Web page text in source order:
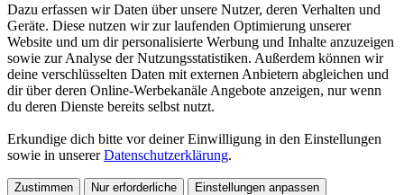
Dazu erfassen wir Daten über unsere Nutzer, deren Verhalten und
Geräte. Diese nutzen wir zur laufenden Optimierung unserer
Website und um dir personalisierte Werbung und Inhalte anzuzeigen
sowie zur Analyse der Nutzungsstatistiken. Außerdem können wir
deine verschlüsselten Daten mit externen Anbietern abgleichen und
dir über deren Online-Werbekanäle Angebote anzeigen, nur wenn
du deren Dienste bereits selbst nutzt.
Erkundige dich bitte vor deiner Einwilligung in den Einstellungen
sowie in unsererDatenschutzerklärung.
Zustimmen Nur erforderliche Einstellungen anpassen